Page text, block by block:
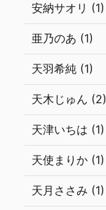
安納サオリ (1)
亜乃のあ (1)
天羽希純 (1)
天木じゅん (2)
天津いちは (1)
天使まりか (1)
天月ささみ (1)